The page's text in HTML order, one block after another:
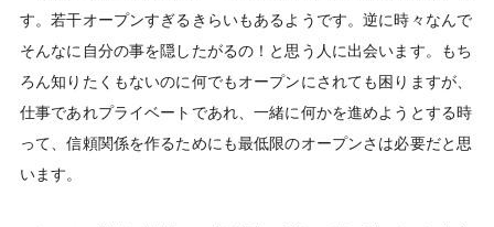
す。若干オープンすぎるきらいもあるようです。逆に時々なんで
そんなに自分の事を隠したがるの！と思う人に出会います。もち
ろん知りたくもないのに何でもオープンにされても困りますが、
仕事であれプライベートであれ、一緒に何かを進めようとする時
って、信頼関係を作るためにも最低限のオープンさは必要だと思
います。